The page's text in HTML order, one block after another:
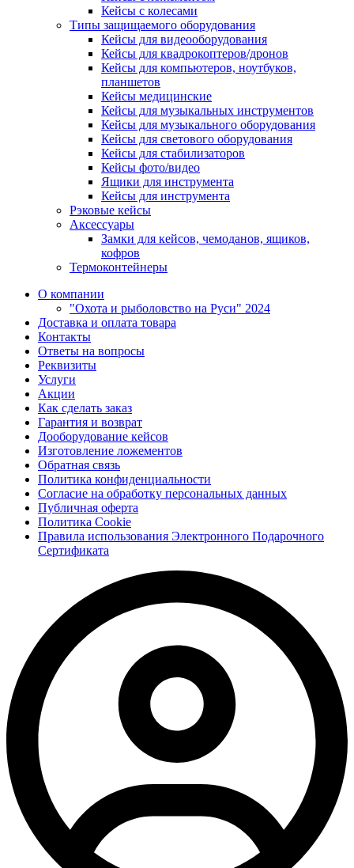
Кейсы с колесами
Типы защищаемого оборудования
Кейсы для видеооборудования
Кейсы для квадрокоптеров/дронов
Кейсы для компьютеров, ноутбуков,
планшетов
Кейсы медицинские
Кейсы для музыкальных инструментов
Кейсы для музыкального оборудования
Кейсы для светового оборудования
Кейсы для стабилизаторов
Кейсы фото/видео
Ящики для инструмента
Кейсы для инструмента
Рэковые кейсы
Аксессуары
Замки для кейсов, чемоданов, ящиков,
кофров
Термоконтейнеры
О компании
"Охота и рыболовство на Руси" 2024
Доставка и оплата товара
Контакты
Ответы на вопросы
Реквизиты
Услуги
Акции
Как сделать заказ
Гарантия и возврат
Дооборудование кейсов
Изготовление ложементов
Обратная связь
Политика конфиденциальности
Согласие на обработку персональных данных
Публичная оферта
Политика Cookie
Правила использования Электронного Подарочного
Сертификата